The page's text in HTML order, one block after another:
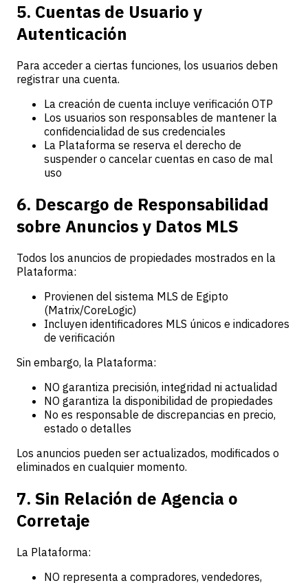
5. Cuentas de Usuario y
Autenticación
Para acceder a ciertas funciones, los usuarios deben
registrar una cuenta.
La creación de cuenta incluye verificación OTP
Los usuarios son responsables de mantener la
confidencialidad de sus credenciales
La Plataforma se reserva el derecho de
suspender o cancelar cuentas en caso de mal
uso
6. Descargo de Responsabilidad
sobre Anuncios y Datos MLS
Todos los anuncios de propiedades mostrados en la
Plataforma:
Provienen del sistema MLS de Egipto
(Matrix/CoreLogic)
Incluyen identificadores MLS únicos e indicadores
de verificación
Sin embargo, la Plataforma:
NO garantiza precisión, integridad ni actualidad
NO garantiza la disponibilidad de propiedades
No es responsable de discrepancias en precio,
estado o detalles
Los anuncios pueden ser actualizados, modificados o
eliminados en cualquier momento.
7. Sin Relación de Agencia o
Corretaje
La Plataforma:
NO representa a compradores, vendedores,